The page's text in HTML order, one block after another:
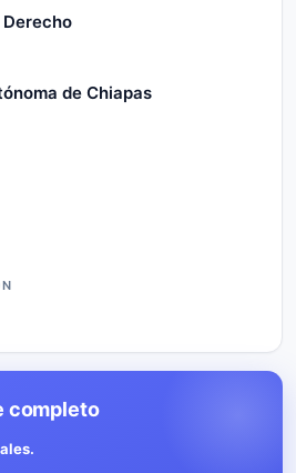
de Chiapas
completo